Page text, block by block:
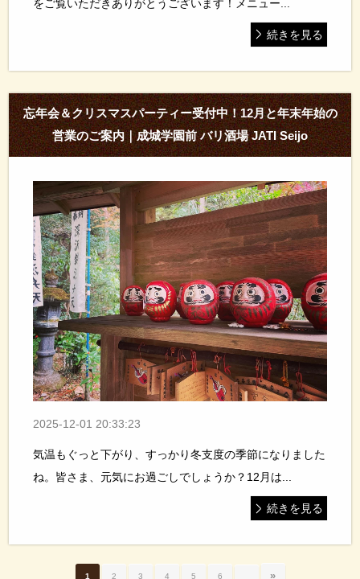
をご覧いただきありがとうございます！メニュー...
続きを見る
忘年会＆クリスマスパーティー受付中！12月と年末年始の
営業のご案内｜成城学園前 バリ酒場 JATI Seijo
2025-12-01 20:33:23
気温もぐっと下がり、すっかり冬支度の季節になりました
ね。皆さま、元気にお過ごしでしょうか？12月は...
続きを見る
1 2 3 4 5 6 »